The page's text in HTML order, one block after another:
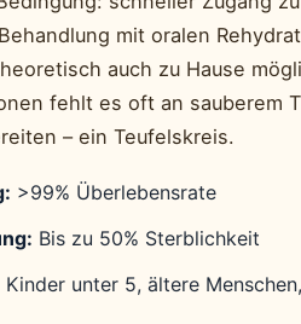
mit oralen
auch zu Hause
fehlt es oft an sauberem
– ein Teufelskreis.
>99% Überlebensrate
Bis zu 50% Sterblichkeit
Kinder unter 5, ältere